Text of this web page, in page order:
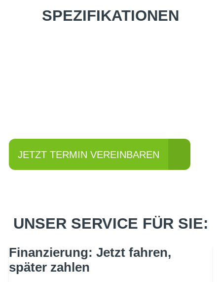
SPEZIFIKATIONEN
JETZT TERMIN VEREINBAREN
UNSER SERVICE FÜR SIE:
Finanzierung: Jetzt fahren,
später zahlen